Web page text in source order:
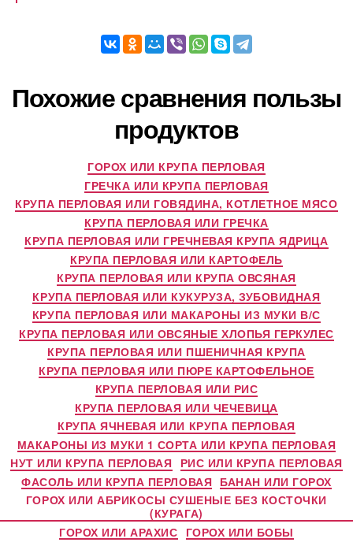
Похожие сравнения пользы
продуктов
ГОРОХ ИЛИ КРУПА ПЕРЛОВАЯ
ГРЕЧКА ИЛИ КРУПА ПЕРЛОВАЯ
КРУПА ПЕРЛОВАЯ ИЛИ ГОВЯДИНА, КОТЛЕТНОЕ МЯСО
КРУПА ПЕРЛОВАЯ ИЛИ ГРЕЧКА
КРУПА ПЕРЛОВАЯ ИЛИ ГРЕЧНЕВАЯ КРУПА ЯДРИЦА
КРУПА ПЕРЛОВАЯ ИЛИ КАРТОФЕЛЬ
КРУПА ПЕРЛОВАЯ ИЛИ КРУПА ОВСЯНАЯ
КРУПА ПЕРЛОВАЯ ИЛИ КУКУРУЗА, ЗУБОВИДНАЯ
КРУПА ПЕРЛОВАЯ ИЛИ МАКАРОНЫ ИЗ МУКИ В/С
КРУПА ПЕРЛОВАЯ ИЛИ ОВСЯНЫЕ ХЛОПЬЯ ГЕРКУЛЕС
КРУПА ПЕРЛОВАЯ ИЛИ ПШЕНИЧНАЯ КРУПА
КРУПА ПЕРЛОВАЯ ИЛИ ПЮРЕ КАРТОФЕЛЬНОЕ
КРУПА ПЕРЛОВАЯ ИЛИ РИС
КРУПА ПЕРЛОВАЯ ИЛИ ЧЕЧЕВИЦА
КРУПА ЯЧНЕВАЯ ИЛИ КРУПА ПЕРЛОВАЯ
МАКАРОНЫ ИЗ МУКИ 1 СОРТА ИЛИ КРУПА ПЕРЛОВАЯ
НУТ ИЛИ КРУПА ПЕРЛОВАЯ РИС ИЛИ КРУПА ПЕРЛОВАЯ
ФАСОЛЬ ИЛИ КРУПА ПЕРЛОВАЯ БАНАН ИЛИ ГОРОХ
ГОРОХ ИЛИ АБРИКОСЫ СУШЕНЫЕ БЕЗ КОСТОЧКИ
(КУРАГА)
ГОРОХ ИЛИ АРАХИС ГОРОХ ИЛИ БОБЫ